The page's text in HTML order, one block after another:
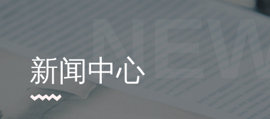
新闻中心